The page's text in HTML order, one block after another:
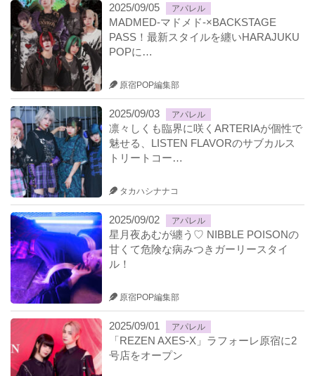
2025/09/05 アパレル
MADMED-マドメド-×BACKSTAGE
PASS！最新スタイルを纏いHARAJUKU
POPに…
原宿POP編集部
2025/09/03 アパレル
凛々しくも臨界に咲くARTERIAが個性で
魅せる、LISTEN FLAVORのサブカルス
トリートコー…
タカハシナナコ
2025/09/02 アパレル
星月夜あむが纏う♡ NIBBLE POISONの
甘くて危険な病みつきガーリースタイ
ル！
原宿POP編集部
2025/09/01 アパレル
「REZEN AXES-X」ラフォーレ原宿に2
号店をオープン